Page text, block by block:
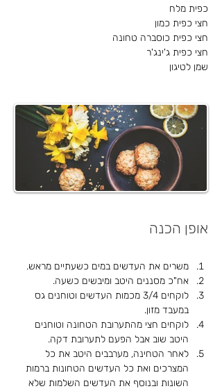
כפית מלח
חצי כפית כמון
חצי כפית כוסברה טחונה
חצי כפית ג'ינג'ר
שמן לטיגון
אופן הכנה
משרים את העדשים במים כשעתיים מראש.
אח"כ מסננים היטב ומיבשים כשעה.
לוקחים 3/4 מכמות העדשים וטוחנים גס
במעבד מזון.
לוקחים חצי מהתערובת הטחונה וטוחנים
היטב שוב אבל הפעם לתערובת דקה.
לאחר הטחינה, מערבבים היטב את כל
המצרכים ואת כל העדשים הטחונות ברמות
השונות ובנוסף את העדשים השלמות שלא